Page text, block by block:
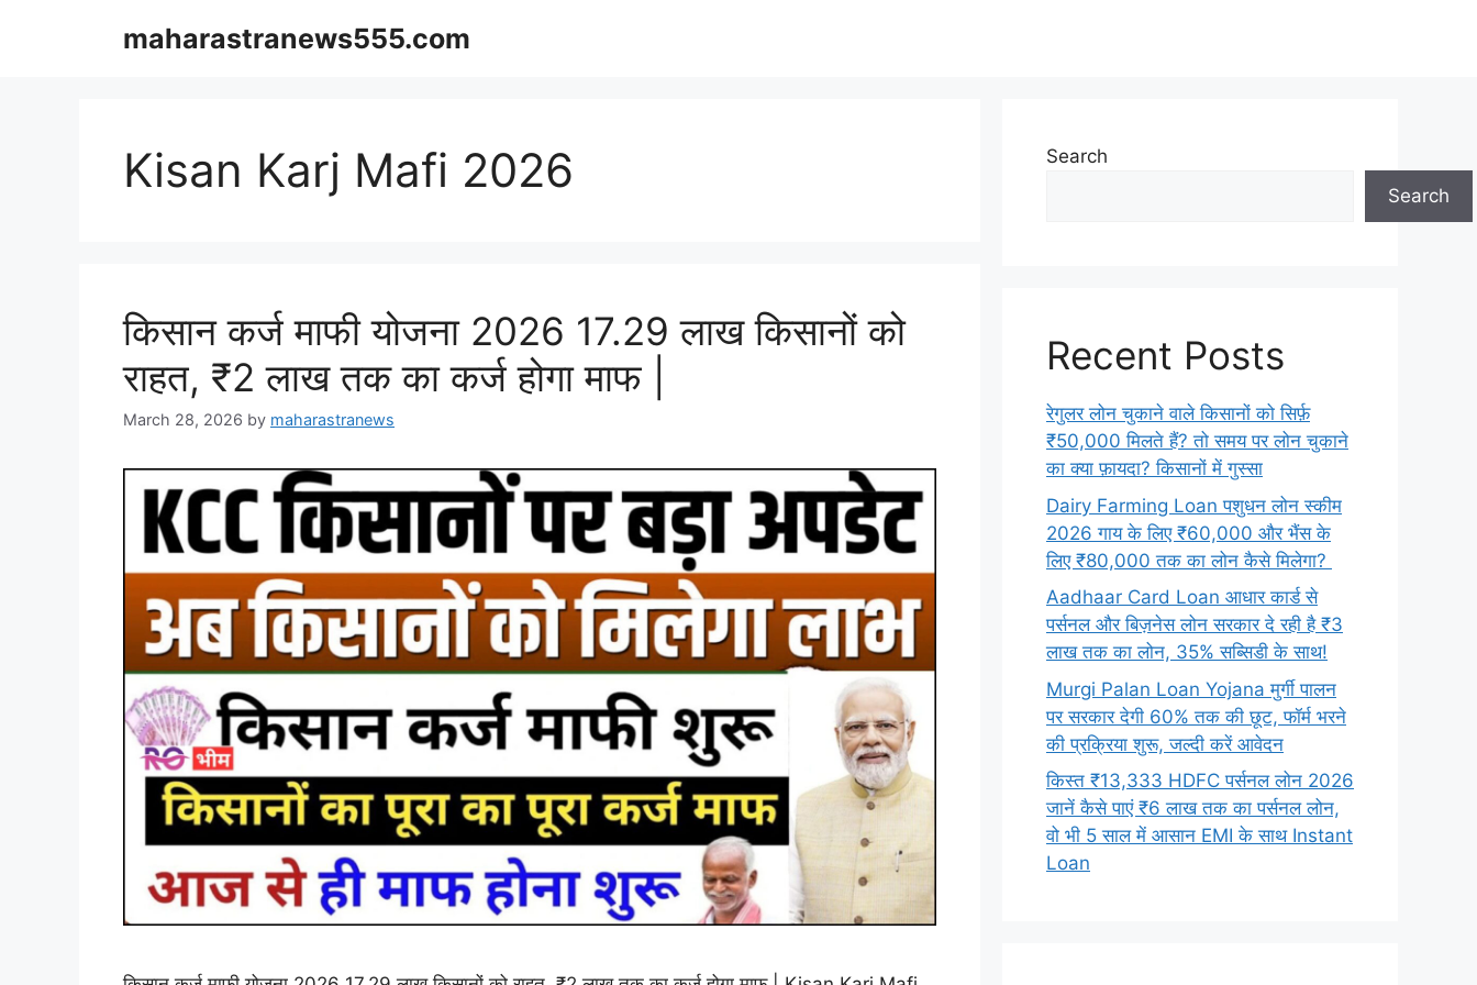
maharastranews555.com
Kisan Karj Mafi 2026
किसान कर्ज माफी योजना 2026 17.29 लाख किसानों को
राहत, ₹2 लाख तक का कर्ज होगा माफ |
March 28, 2026 by maharastranews
Search
Search
Recent Posts
रेगुलर लोन चुकाने वाले किसानों को सिर्फ़
₹50,000 मिलते हैं? तो समय पर लोन चुकाने
का क्या फ़ायदा? किसानों में गुस्सा
Dairy Farming Loan पशुधन लोन स्कीम
2026 गाय के लिए ₹60,000 और भैंस के
लिए ₹80,000 तक का लोन कैसे मिलेगा?
Aadhaar Card Loan आधार कार्ड से
पर्सनल और बिज़नेस लोन सरकार दे रही है ₹3
लाख तक का लोन, 35% सब्सिडी के साथ!
Murgi Palan Loan Yojana मुर्गी पालन
पर सरकार देगी 60% तक की छूट, फॉर्म भरने
की प्रक्रिया शुरू, जल्दी करें आवेदन
किस्त ₹13,333 HDFC पर्सनल लोन 2026
जानें कैसे पाएं ₹6 लाख तक का पर्सनल लोन,
वो भी 5 साल में आसान EMI के साथ Instant
Loan